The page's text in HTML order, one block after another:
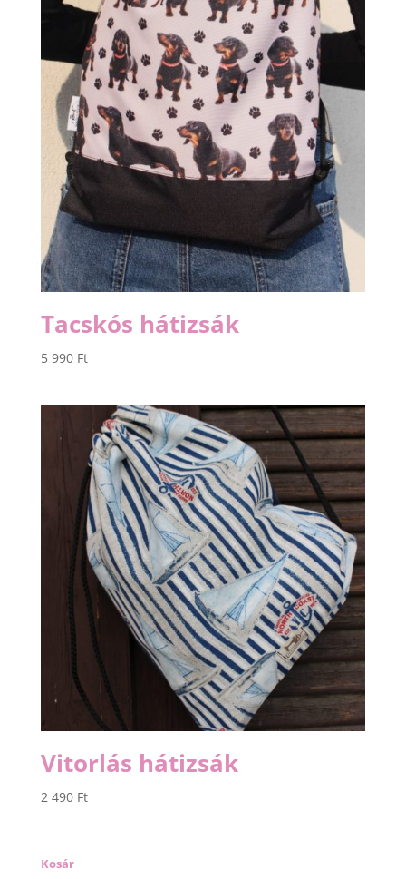
Tacskós hátizsák
5 990 Ft
Vitorlás hátizsák
2 490 Ft
Kosár